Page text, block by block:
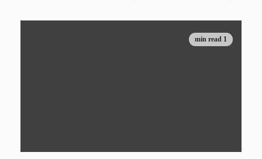
1 min read